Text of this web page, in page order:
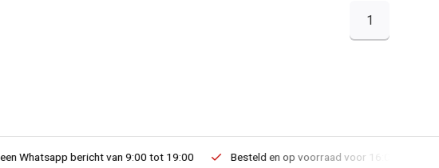
1
tot 19:00 Besteld en op voorraad voor 16:00 dezelfde dag verzonden via PostNL